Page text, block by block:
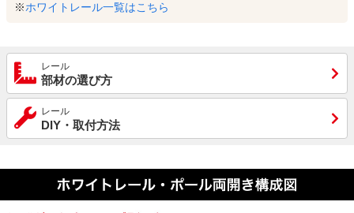
※ホワイトレール一覧はこちら
レール
部材の選び方
レール
DIY・取付方法